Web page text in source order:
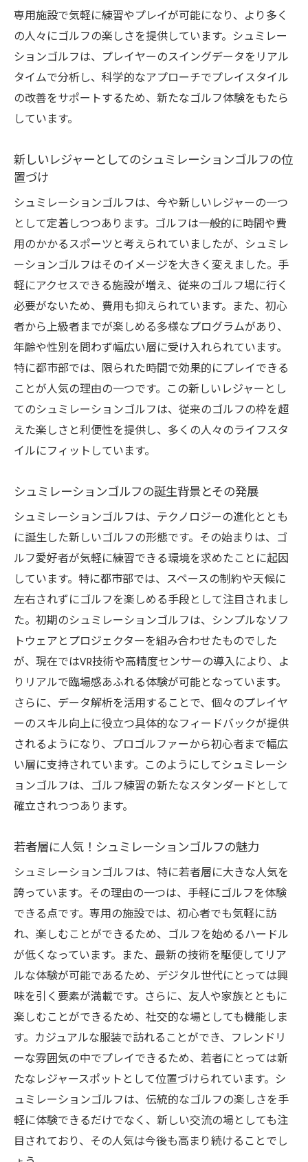
なコース体験
ユーザーインターフェースの進化とその影
響
デジタル技術の進歩が生む新しいプレイス
タイル
シュミレーターの進化によるゴルフ学習の
多忙な現代人に最適なシュミレーションゴルフ
が支持されるわけ
時間を有効活用できるゴルフの新しい形
天候に左右されない安定したプレイ環境
都市部での手軽なゴルフ体験の提供
ストレス発散に最適なシュミレーションゴ
ルフ
健康維持に役立つシュミレーションゴルフ
の効果
コミュニティ形成にも役立つシュミレーシ
ョンゴルフ
シュミレーションゴルフがもたらすリアルな体
験とその進化
実際のゴルフ場を再現するシミュレーター
ゴルフ初心者からプロまでのニーズに応え
るシステム
高度なグラフィックスによる臨場感の追求
リアルなサウンドがもたらす没入感
練習効率を高めるフィードバック機能
シュミレーションゴルフが提供する新しい
体験価値
手軽に楽しめるシュミレーションゴルフの利便
性を探る
施設の予約システムとアクセスの利便性
初心者でも安心してプレイできる環境
短時間で完結するゲームモードの魅力
家族や友人と楽しめるマルチプレイヤーモ
ード
手軽さがもたらす新しいゴルフの楽しみ方
シュミレーションゴルフのコストパフォー
初心者からプロまで楽しめるシュミレーション
ゴルフの広がり
初心者向けトレーニングモードの充実
プロも納得の高精度シミュレーション
多様なニーズに応えるカスタマイズ機能
ジュニア向けレッスンプログラムの提供
プロ選手によるシュミレーションゴルフの
活用事例
競技としてのシュミレーションゴルフの可
能性
シュミレーションゴルフの最新トレンドを完全
解説
専用施設で気軽に練習やプレイが可能になり、より多く
の人々にゴルフの楽しさを提供しています。シュミレー
ションゴルフは、プレイヤーのスイングデータをリアル
タイムで分析し、科学的なアプローチでプレイスタイル
の改善をサポートするため、新たなゴルフ体験をもたら
しています。
新しいレジャーとしてのシュミレーションゴルフの位
置づけ
シュミレーションゴルフは、今や新しいレジャーの一つ
として定着しつつあります。ゴルフは一般的に時間や費
用のかかるスポーツと考えられていましたが、シュミレ
ーションゴルフはそのイメージを大きく変えました。手
軽にアクセスできる施設が増え、従来のゴルフ場に行く
必要がないため、費用も抑えられています。また、初心
者から上級者までが楽しめる多様なプログラムがあり、
年齢や性別を問わず幅広い層に受け入れられています。
特に都市部では、限られた時間で効果的にプレイできる
ことが人気の理由の一つです。この新しいレジャーとし
てのシュミレーションゴルフは、従来のゴルフの枠を超
えた楽しさと利便性を提供し、多くの人々のライフスタ
イルにフィットしています。
シュミレーションゴルフの誕生背景とその発展
シュミレーションゴルフは、テクノロジーの進化ととも
に誕生した新しいゴルフの形態です。その始まりは、ゴ
ルフ愛好者が気軽に練習できる環境を求めたことに起因
しています。特に都市部では、スペースの制約や天候に
左右されずにゴルフを楽しめる手段として注目されまし
た。初期のシュミレーションゴルフは、シンプルなソフ
トウェアとプロジェクターを組み合わせたものでした
が、現在ではVR技術や高精度センサーの導入により、よ
りリアルで臨場感あふれる体験が可能となっています。
さらに、データ解析を活用することで、個々のプレイヤ
ーのスキル向上に役立つ具体的なフィードバックが提供
されるようになり、プロゴルファーから初心者まで幅広
い層に支持されています。このようにしてシュミレーシ
ョンゴルフは、ゴルフ練習の新たなスタンダードとして
確立されつつあります。
若者層に人気！シュミレーションゴルフの魅力
シュミレーションゴルフは、特に若者層に大きな人気を
誇っています。その理由の一つは、手軽にゴルフを体験
できる点です。専用の施設では、初心者でも気軽に訪
れ、楽しむことができるため、ゴルフを始めるハードル
が低くなっています。また、最新の技術を駆使してリア
ルな体験が可能であるため、デジタル世代にとっては興
味を引く要素が満載です。さらに、友人や家族とともに
楽しむことができるため、社交的な場としても機能しま
す。カジュアルな服装で訪れることができ、フレンドリ
ーな雰囲気の中でプレイできるため、若者にとっては新
たなレジャースポットとして位置づけられています。シ
ュミレーションゴルフは、伝統的なゴルフの楽しさを手
軽に体験できるだけでなく、新しい交流の場としても注
目されており、その人気は今後も高まり続けることでし